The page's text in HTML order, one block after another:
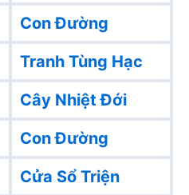
Con Đường
Tranh Tùng Hạc
Cây Nhiệt Đới
Con Đường
Cửa Sổ Triện